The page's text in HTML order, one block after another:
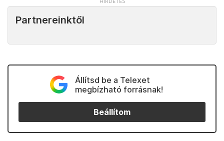
Partnereinktől
Állítsd be a Telexet
megbízható forrásnak!
Beállítom